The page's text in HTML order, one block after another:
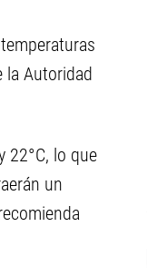
la Autoridad
22°C, lo que
un